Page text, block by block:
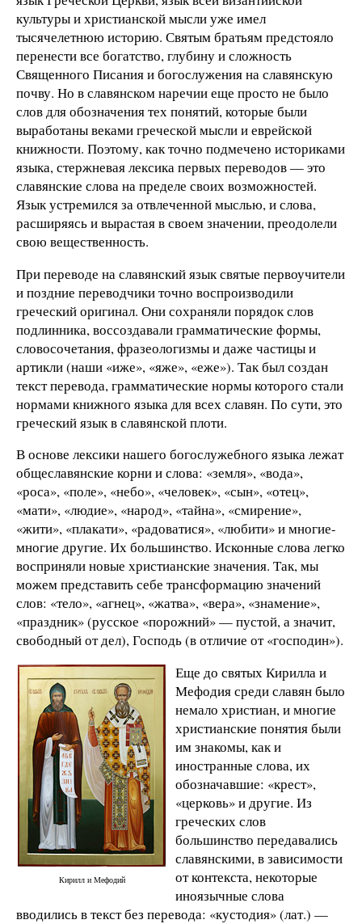
культуры и христианской мысли уже имел
тысячелетнюю историю. Святым братьям предстояло
перенести все богатство, глубину и сложность
Священного Писания и богослужения на славянскую
почву. Но в славянском наречии еще просто не было
слов для обозначения тех понятий, которые были
выработаны веками греческой мысли и еврейской
книжности. Поэтому, как точно подмечено историками
языка, стержневая лексика первых переводов — это
славянские слова на пределе своих возможностей.
Язык устремился за отвлеченной мыслью, и слова,
расширяясь и вырастая в своем значении, преодолели
свою вещественность.
При переводе на славянский язык святые первоучители
и поздние переводчики точно воспроизводили
греческий оригинал. Они сохраняли порядок слов
подлинника, воссоздавали грамматические формы,
словосочетания, фразеологизмы и даже частицы и
артикли (наши «иже», «яже», «еже»). Так был создан
текст перевода, грамматические нормы которого стали
нормами книжного языка для всех славян. По сути, это
греческий язык в славянской плоти.
В основе лексики нашего богослужебного языка лежат
общеславянские корни и слова: «земля», «вода»,
«роса», «поле», «небо», «человек», «сын», «отец»,
«мати», «людие», «народ», «тайна», «смирение»,
«жити», «плакати», «радоватися», «любити» и многие-
многие другие. Их большинство. Исконные слова легко
восприняли новые христианские значения. Так, мы
можем представить себе трансформацию значений
слов: «тело», «агнец», «жатва», «вера», «знамение»,
«праздник» (русское «порожний» — пустой, а значит,
свободный от дел), Господь (в отличие от «господин»).
Кирилл и Мефодий
Еще до святых Кирилла и
Мефодия среди славян было
немало христиан, и многие
христианские понятия были
им знакомы, как и
иностранные слова, их
обозначавшие: «крест»,
«церковь» и другие. Из
греческих слов
большинство передавались
славянскими, в зависимости
от контекста, некоторые
иноязычные слова
вводились в текст без перевода: «кустодия» (лат.) —